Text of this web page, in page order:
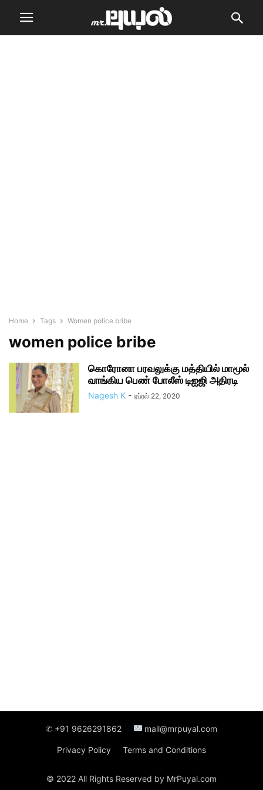
Home Tags Women police bribe
women police bribe
கொரோனா பரவலுக்கு மத்தியில் மாமூல்
வாங்கிய பெண் போலீஸ் டிஐஜி அதிரடி
Nagesh K - ஏப்ரல் 22, 2020
✆ +91 9626291862 mail@mrpuyal.com
Privacy Policy Terms and Conditions
© 2022 All Rights Reserved by MrPuyal.com